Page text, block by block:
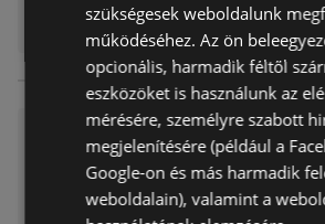
XXXLutz
Akciós újság
Lejárat dátuma:
szükségesek weboldalunk
működéséhez. Az ön
opcionális, harmadik féltől
eszközöket is használunk az
mérésére, személyre szabott
megjelenítésére (például a
Google-on és más harmadik
weboldalain), valamint a